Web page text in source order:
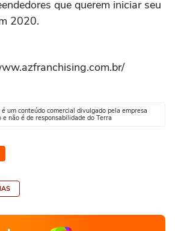
que querem iniciar seu
2020.
é um conteúdo comercial divulgado pela empresa
e não é de responsabilidade do Terra